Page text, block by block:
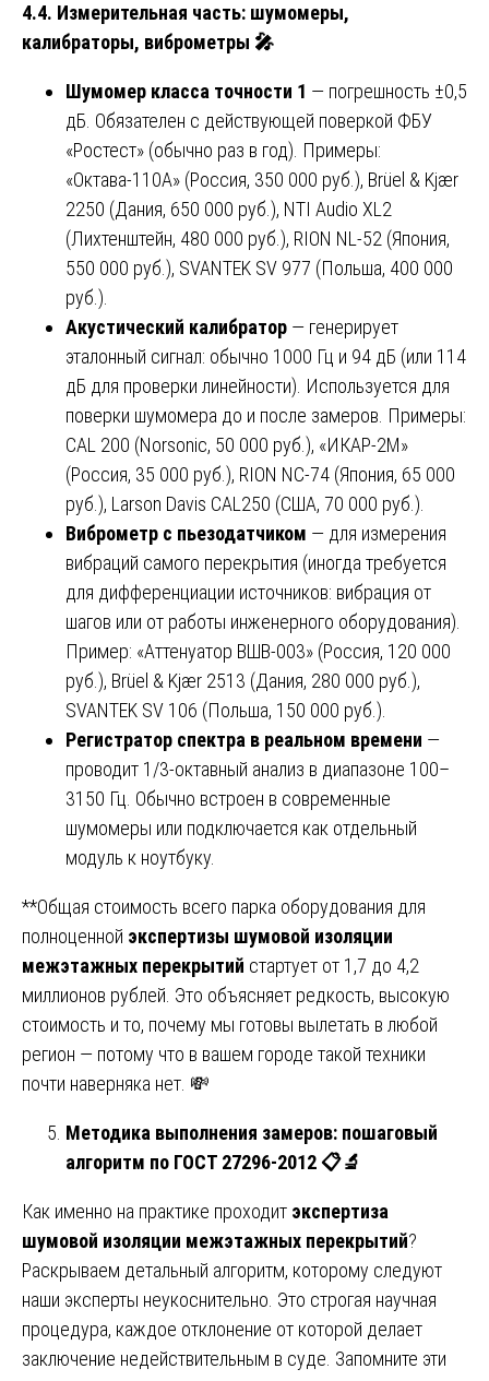
4.4. Измерительная часть: шумомеры,
калибраторы, виброметры 🎤
Шумомер класса точности 1 — погрешность ±0,5
дБ. Обязателен с действующей поверкой ФБУ
«Ростест» (обычно раз в год). Примеры:
«Октава-110А» (Россия, 350 000 руб.), Brüel & Kjær
2250 (Дания, 650 000 руб.), NTI Audio XL2
(Лихтенштейн, 480 000 руб.), RION NL-52 (Япония,
550 000 руб.), SVANTEK SV 977 (Польша, 400 000
руб.).
Акустический калибратор — генерирует
эталонный сигнал: обычно 1000 Гц и 94 дБ (или 114
дБ для проверки линейности). Используется для
поверки шумомера до и после замеров. Примеры:
CAL 200 (Norsonic, 50 000 руб.), «ИКАР-2М»
(Россия, 35 000 руб.), RION NC-74 (Япония, 65 000
руб.), Larson Davis CAL250 (США, 70 000 руб.).
Виброметр с пьезодатчиком — для измерения
вибраций самого перекрытия (иногда требуется
для дифференциации источников: вибрация от
шагов или от работы инженерного оборудования).
Пример: «Аттенуатор ВШВ-003» (Россия, 120 000
руб.), Brüel & Kjær 2513 (Дания, 280 000 руб.),
SVANTEK SV 106 (Польша, 150 000 руб.).
Регистратор спектра в реальном времени —
проводит 1/3-октавный анализ в диапазоне 100–
3150 Гц. Обычно встроен в современные
шумомеры или подключается как отдельный
модуль к ноутбуку.
**Общая стоимость всего парка оборудования для
полноценной экспертизы шумовой изоляции
межэтажных перекрытий стартует от 1,7 до 4,2
миллионов рублей. Это объясняет редкость, высокую
стоимость и то, почему мы готовы вылетать в любой
регион — потому что в вашем городе такой техники
почти наверняка нет. 💸
Методика выполнения замеров: пошаговый
алгоритм по ГОСТ 27296-2012📋🔬
Как именно на практике проходит экспертиза
шумовой изоляции межэтажных перекрытий?
Раскрываем детальный алгоритм, которому следуют
наши эксперты неукоснительно. Это строгая научная
процедура, каждое отклонение от которой делает
заключение недействительным в суде. Запомните эти